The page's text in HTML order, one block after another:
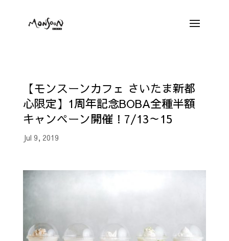
【モンスーンカフェ さいたま新都
心限定】1周年記念BOBA全種半額
キャンペーン開催！7/13～15
Jul 9, 2019